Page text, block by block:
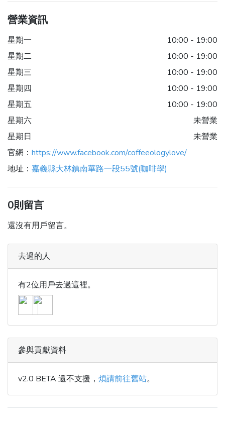
營業資訊
星期一
10:00 - 19:00
星期二
10:00 - 19:00
星期三
10:00 - 19:00
星期四
10:00 - 19:00
星期五
10:00 - 19:00
星期六
未營業
星期日
未營業
官網： https://www.facebook.com/coffeeologylove/
地址： 嘉義縣大林鎮南華路一段55號(咖啡學)
0則留言
還沒有用戶留言。
去過的人
有2位用戶去過這裡。
參與貢獻資料
v2.0 BETA 還不支援， 煩請前往舊站。